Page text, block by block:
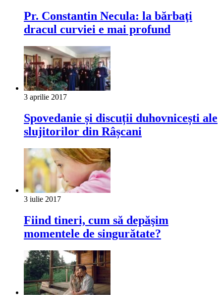
Pr. Constantin Necula: la bărbaţi
dracul curviei e mai profund
3 aprilie 2017
Spovedanie și discuții duhovnicești ale
slujitorilor din Râșcani
3 iulie 2017
Fiind tineri, cum să depăşim
momentele de singurătate?